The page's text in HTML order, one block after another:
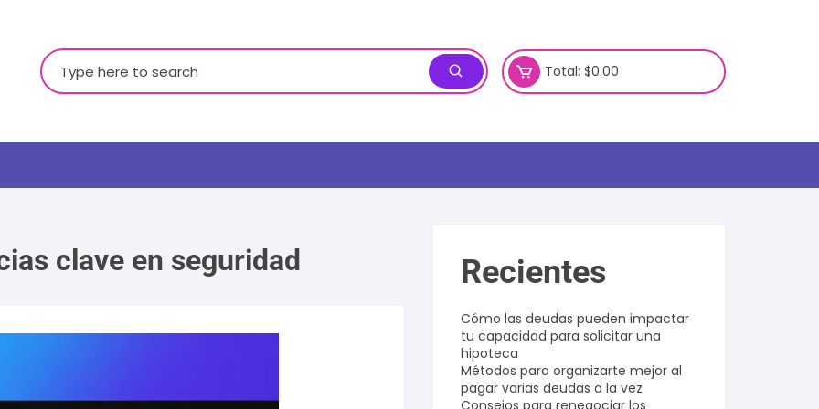
Buscar:
Total: $0.00
clave en seguridad Recientes
Cómo las deudas pueden impactar
tu capacidad para solicitar una
hipoteca
Métodos para organizarte mejor al
pagar varias deudas a la vez
Consejos para renegociar los